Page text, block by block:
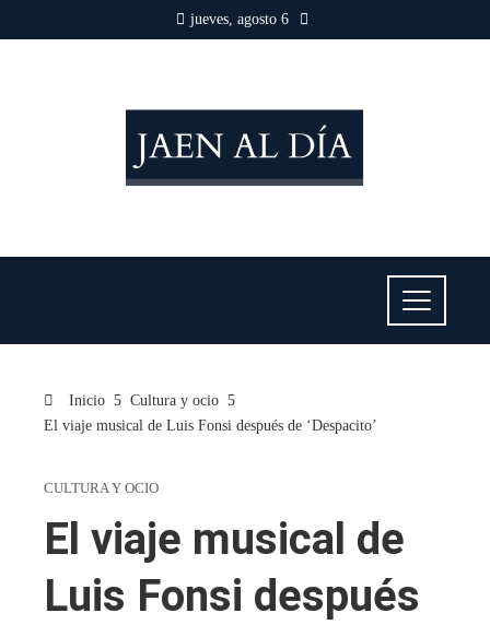
jueves, agosto 6
Inicio
Cultura y ocio
El viaje musical de Luis Fonsi después de ‘Despacito’
CULTURA Y OCIO
El viaje musical de
Luis Fonsi después